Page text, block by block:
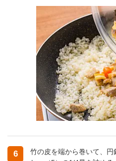
6
竹の皮を端から巻いて、